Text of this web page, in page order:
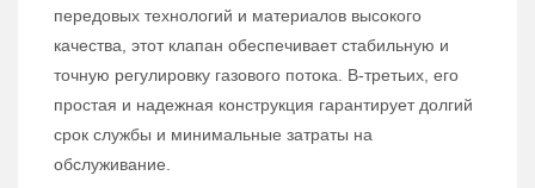
передовых технологий и материалов высокого
качества, этот клапан обеспечивает стабильную и
точную регулировку газового потока. В-третьих, его
простая и надежная конструкция гарантирует долгий
срок службы и минимальные затраты на
обслуживание.